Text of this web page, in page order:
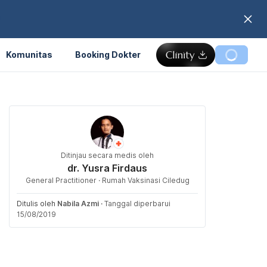
Komunitas Booking Dokter
Ditinjau secara medis oleh
dr. Yusra Firdaus
General Practitioner · Rumah Vaksinasi Ciledug
Ditulis oleh Nabila Azmi · Tanggal diperbarui
15/08/2019